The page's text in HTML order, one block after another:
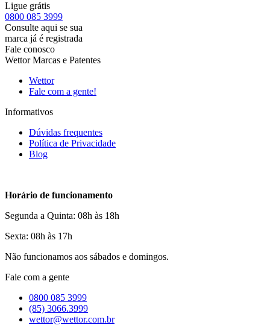
Ligue grátis
0800 085 3999
Consulte aqui se sua
marca já é registrada
Fale conosco
Wettor Marcas e Patentes
Wettor
Fale com a gente!
Informativos
Dúvidas frequentes
Política de Privacidade
Blog
Horário de funcionamento
Segunda a Quinta: 08h às 18h
Sexta: 08h às 17h
Não funcionamos aos sábados e domingos.
Fale com a gente
0800 085 3999
(85) 3066.3999
wettor@wettor.com.br